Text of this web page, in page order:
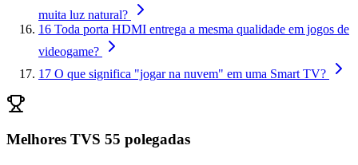
muita luz natural?
16 Toda porta HDMI entrega a mesma qualidade em jogos de
videogame?
17 O que significa "jogar na nuvem" em uma Smart TV?
Melhores TVS 55 polegadas